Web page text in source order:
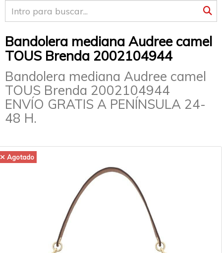
Bandolera mediana Audree camel
TOUS Brenda 2002104944
Bandolera mediana Audree camel
TOUS Brenda 2002104944
ENVÍO GRATIS A PENÍNSULA 24-
48 H.
Agotado